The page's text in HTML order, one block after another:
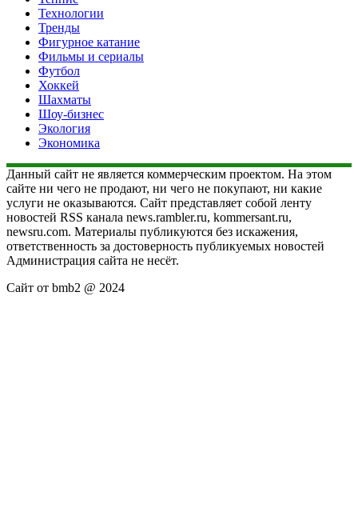
Технологии
Тренды
Фигурное катание
Фильмы и сериалы
Футбол
Хоккей
Шахматы
Шоу-бизнес
Экология
Экономика
Данный сайт не является коммерческим проектом. На этом
сайте ни чего не продают, ни чего не покупают, ни какие
услуги не оказываются. Сайт представляет собой ленту
новостей RSS канала news.rambler.ru, kommersant.ru,
newsru.com. Материалы публикуются без искажения,
ответственность за достоверность публикуемых новостей
Администрация сайта не несёт.
Сайт от bmb2 @ 2024